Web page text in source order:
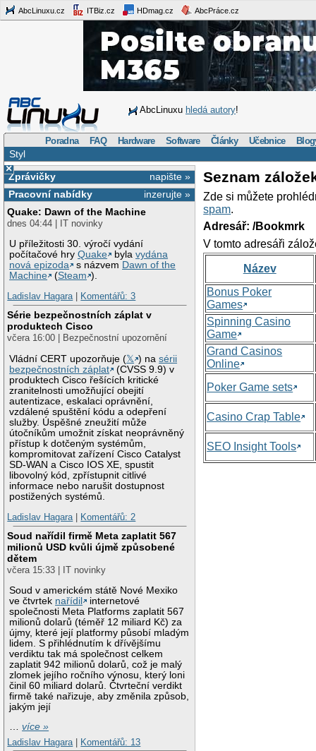
AbcLinuxu.cz ITBiz.cz HDmag.cz AbcPráce.cz
AbcLinuxu hledá autory!
Poradna FAQ Hardware Software Články Učebnice
Styl
×
napište »
Zprávičky
inzerujte »
Pracovní nabídky
Quake: Dawn of the Machine
dnes 04:44 | IT novinky
U příležitosti 30. výročí vydání
počítačové hryQuake bylavydána
nová epizoda
s názvem Dawn of the
Machine
(Steam ).
Ladislav Hagara| Komentářů: 3
Série bezpečnostních záplat v
produktech Cisco
včera 16:00 | Bezpečnostní upozornění
Vládní CERT upozorňuje (𝕏 ) nasérii
bezpečnostních záplat
(CVSS 9.9) v
produktech Cisco řešících kritické
zranitelnosti umožňující obejití
autentizace, eskalaci oprávnění,
vzdálené spuštění kódu a odepření
služby. Úspěšné zneužití může
útočníkům umožnit získat neoprávněný
přístup k dotčeným systémům,
kompromitovat zařízení Cisco Catalyst
SD-WAN a Cisco IOS XE, spustit
libovolný kód, zpřístupnit citlivé
informace nebo narušit dostupnost
postižených systémů.
Ladislav Hagara| Komentářů: 2
Soud nařídil firmě Meta zaplatit 567
milionů USD kvůli újmě způsobené
dětem
včera 15:33 | IT novinky
Soud v americkém státě Nové Mexiko
ve čtvrtek nařídil
internetové
společnosti Meta Platforms zaplatit 567
milionů dolarů (téměř 12 miliard Kč) za
újmy, které její platformy působí mladým
lidem. S přihlédnutím k dřívějšímu
verdiktu tak má společnost celkem
zaplatit 942 milionů dolarů, což je malý
zlomek jejího ročního výnosu, který loni
činil 60 miliard dolarů. Čtvrteční verdikt
firmě také nařizuje, aby změnila způsob,
jakým její
…více »
Ladislav Hagara
Komentářů: 13
Seznam
Zde si můžete
spam.
Adresář: /Bookmrk
V tomto adresáři
Název
Bonus Poker
Games
Spinning Casino
Game
Grand Casinos
Online
Poker Game sets
Casino Crap Table
SEO Insight Tools